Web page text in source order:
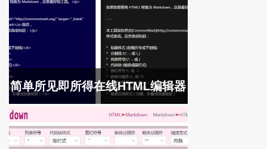
简单所见即所得在线HTML编辑器